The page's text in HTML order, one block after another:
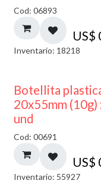
Cod: 06893
US$
Inventario: 18218
Botellita
20x55mm (10g)
und
Cod: 00691
US$
Inventario: 55927